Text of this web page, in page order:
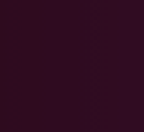
instagram
på youtube